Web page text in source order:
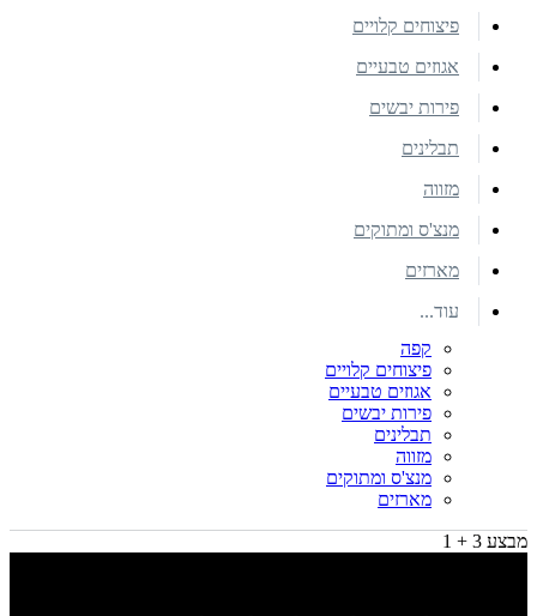
פיצוחים קלויים
אגוזים טבעיים
פירות יבשים
תבלינים
מזווה
מנצ'ס ומתוקים
מארזים
עוד...
קפה
פיצוחים קלויים
אגוזים טבעיים
פירות יבשים
תבלינים
מזווה
מנצ'ס ומתוקים
מארזים
מבצע 3 + 1